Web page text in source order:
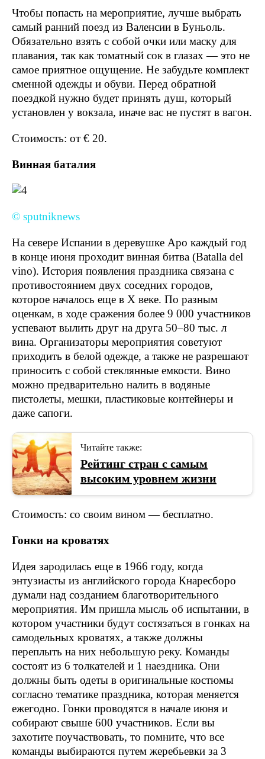
Чтобы попасть на мероприятие, лучше выбрать
самый ранний поезд из Валенсии в Буньоль.
Обязательно взять с собой очки или маску для
плавания, так как томатный сок в глазах — это не
самое приятное ощущение. Не забудьте комплект
сменной одежды и обуви. Перед обратной
поездкой нужно будет принять душ, который
установлен у вокзала, иначе вас не пустят в вагон.
Стоимость: от € 20.
Винная баталия
© sputniknews
На севере Испании в деревушке Аро каждый год
в конце июня проходит винная битва (Batalla del
vino). История появления праздника связана с
противостоянием двух соседних городов,
которое началось еще в Х веке. По разным
оценкам, в ходе сражения более 9 000 участников
успевают вылить друг на друга 50–80 тыс. л
вина. Организаторы мероприятия советуют
приходить в белой одежде, а также не разрешают
приносить с собой стеклянные емкости. Вино
можно предварительно налить в водяные
пистолеты, мешки, пластиковые контейнеры и
даже сапоги.
Читайте также:
Рейтинг стран с самым
высоким уровнем жизни
Стоимость: со своим вином — бесплатно.
Гонки на кроватях
Идея зародилась еще в 1966 году, когда
энтузиасты из английского города Кнаресборо
думали над созданием благотворительного
мероприятия. Им пришла мысль об испытании, в
котором участники будут состязаться в гонках на
самодельных кроватях, а также должны
переплыть на них небольшую реку. Команды
состоят из 6 толкателей и 1 наездника. Они
должны быть одеты в оригинальные костюмы
согласно тематике праздника, которая меняется
ежегодно. Гонки проводятся в начале июня и
собирают свыше 600 участников. Если вы
захотите поучаствовать, то помните, что все
команды выбираются путем жеребьевки за 3